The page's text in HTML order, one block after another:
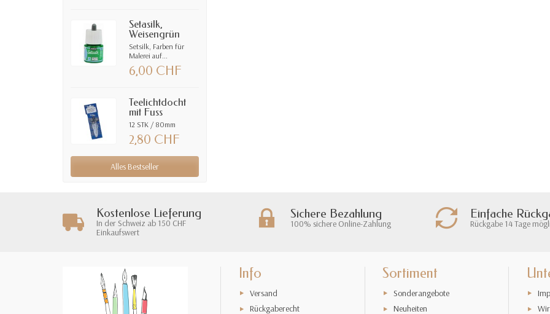
Setasilk,
Weisengrün
Setsilk, Farben für
Malerei auf...
6,00 CHF
Teelichtdocht
mit Fuss
12 STK / 80mm
2,80 CHF
Alles Bestseller
Kostenlose Lieferung
In der Schweiz ab 150 CHF
Einkaufswert
Sichere Bezahlung
100% sichere Online-Zahlung
Einfache
Rückgabe 14 Tage
Info
Versand
Rückgaberecht
Sortiment
Sonderangebote
Neuheiten